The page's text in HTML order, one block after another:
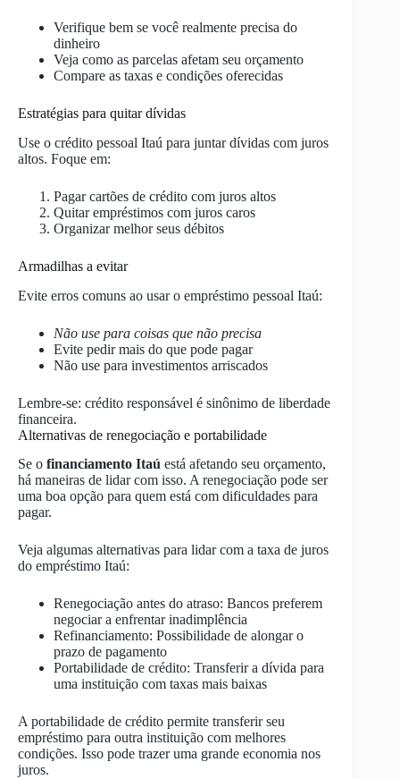
Verifique bem se você realmente precisa do
dinheiro
Veja como as parcelas afetam seu orçamento
Compare as taxas e condições oferecidas
Estratégias para quitar dívidas
Use o crédito pessoal Itaú para juntar dívidas com juros
altos. Foque em:
Pagar cartões de crédito com juros altos
Quitar empréstimos com juros caros
Organizar melhor seus débitos
Armadilhas a evitar
Evite erros comuns ao usar o empréstimo pessoal Itaú:
Não use para coisas que não precisa
Evite pedir mais do que pode pagar
Não use para investimentos arriscados
Lembre-se: crédito responsável é sinônimo de liberdade
financeira.
Alternativas de renegociação e portabilidade
Se o financiamento Itaú está afetando seu orçamento,
há maneiras de lidar com isso. A renegociação pode ser
uma boa opção para quem está com dificuldades para
pagar.
Veja algumas alternativas para lidar com a taxa de juros
do empréstimo Itaú:
Renegociação antes do atraso: Bancos preferem
negociar a enfrentar inadimplência
Refinanciamento: Possibilidade de alongar o
prazo de pagamento
Portabilidade de crédito: Transferir a dívida para
uma instituição com taxas mais baixas
A portabilidade de crédito permite transferir seu
empréstimo para outra instituição com melhores
condições. Isso pode trazer uma grande economia nos
juros.